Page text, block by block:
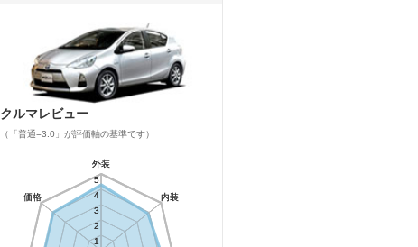
クルマレビュー
（「普通=3.0」が評価軸の基準です）
外装
内装
価格
1
2
3
4
5
外装
内装
価格
1
2
3
4
5